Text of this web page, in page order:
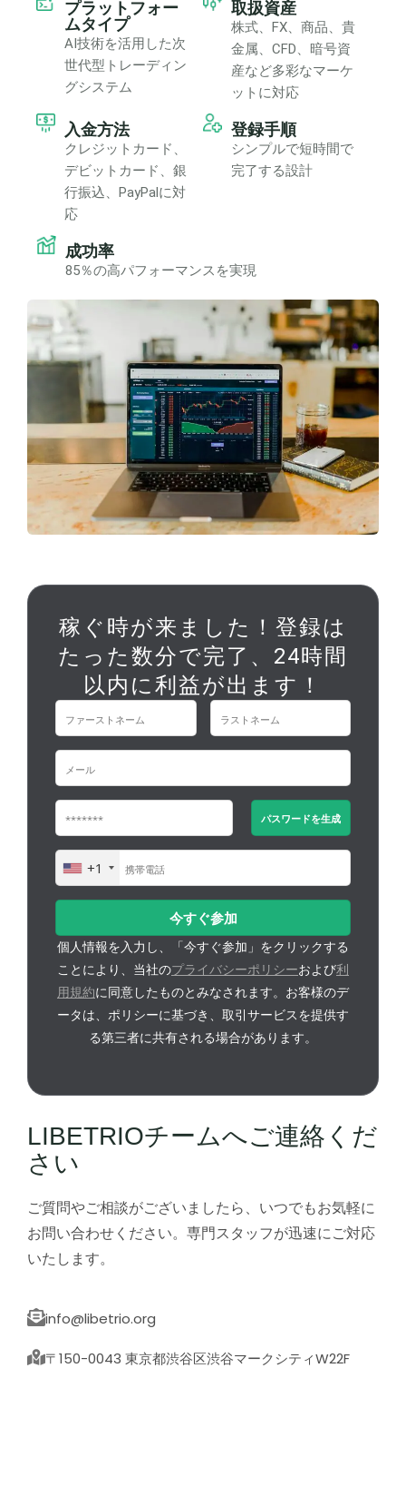
プラットフォー
ムタイプ
AI技術を活用した次
世代型トレーディン
グシステム
取扱資産
株式、FX、商品、貴
金属、CFD、暗号資
産など多彩なマーケ
ットに対応
入金方法
クレジットカード、
デビットカード、銀
行振込、PayPalに対
応
登録手順
シンプルで短時間で
完了する設計
成功率
85％の高パフォーマンスを実現
稼ぐ時が来ました！登録は
たった数分で完了、24時間
以内に利益が出ます！
パスワードを生成
U
n
t
e
d
S
t
e
+
1
+1
個人情報を入力し、「今すぐ参加」をクリックする
ことにより、当社のプライバシーポリシーおよび利
用規約に同意したものとみなされます。お客様のデ
ータは、ポリシーに基づき、取引サービスを提供す
る第三者に共有される場合があります。
LIBETRIOチームへご連絡くだ
さい
ご質問やご相談がございましたら、いつでもお気軽に
お問い合わせください。専門スタッフが迅速にご対応
いたします。
info@libetrio.org
〒150-0043 東京都渋谷区渋谷マークシティW22F